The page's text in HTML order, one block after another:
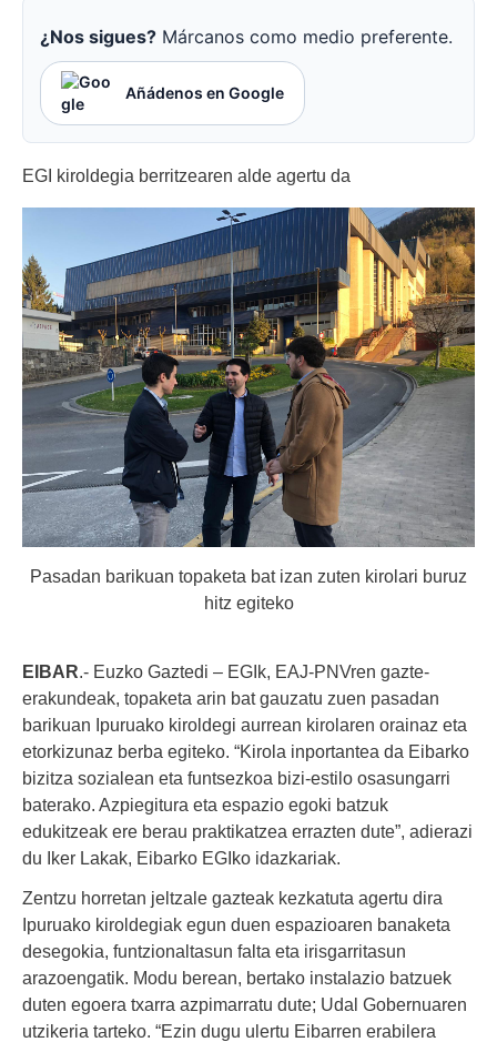
¿Nos sigues? Márcanos como medio preferente.
Añádenos en Google
EGI kiroldegia berritzearen alde agertu da
Pasadan barikuan topaketa bat izan zuten kirolari buruz
hitz egiteko
EIBAR .- Euzko Gaztedi – EGIk, EAJ-PNVren gazte-
erakundeak, topaketa arin bat gauzatu zuen pasadan
barikuan Ipuruako kiroldegi aurrean kirolaren orainaz eta
etorkizunaz berba egiteko. “Kirola inportantea da Eibarko
bizitza sozialean eta funtsezkoa bizi-estilo osasungarri
baterako. Azpiegitura eta espazio egoki batzuk
edukitzeak ere berau praktikatzea errazten dute”, adierazi
du Iker Lakak, Eibarko EGIko idazkariak.
Zentzu horretan jeltzale gazteak kezkatuta agertu dira
Ipuruako kiroldegiak egun duen espazioaren banaketa
desegokia, funtzionaltasun falta eta irisgarritasun
arazoengatik. Modu berean, bertako instalazio batzuek
duten egoera txarra azpimarratu dute; Udal Gobernuaren
utzikeria tarteko. “Ezin dugu ulertu Eibarren erabilera